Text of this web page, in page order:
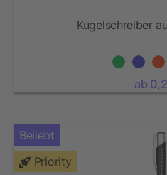
Kugelschreiber
ab
Beliebt
Priority